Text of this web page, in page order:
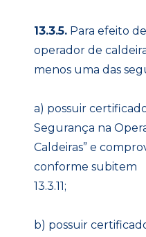
13.3.5.Para efeito
operador de
menos uma das
a) possuir
Segurança na
Caldeiras” e
conforme subitem
13.3.11;
b) possuir